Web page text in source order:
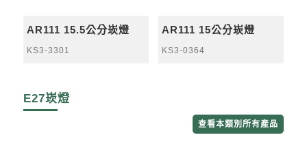
AR111 15.5公分崁燈
KS3-3301
AR111 15公分崁燈
KS3-0364
E27崁燈
查看本類別所有產品